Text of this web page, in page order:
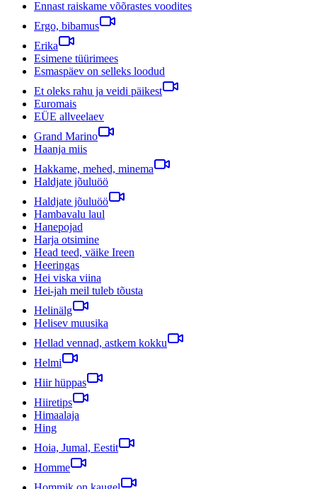
Ennast raiskame võõrastes voodites
Ergo, bibamus
Erika
Esimene tüürimees
Esmaspäev on selleks loodud
Et oleks rahu ja veidi päikest
Euromais
EÜE allveelaev
Grand Marino
Haanja miis
Hakkame, mehed, minema
Haldjate jõuluöö
Haldjate jõuluöö
Hambavalu laul
Hanepojad
Harja otsimine
Head teed, väike Ireen
Heeringas
Hei viska viina
Hei-jah meil tuleb tõusta
Helinälg
Helisev muusika
Hellad vennad, astkem kokku
Helmi
Hiir hüppas
Hiiretips
Himaalaja
Hing
Hoia, Jumal, Eestit
Homme